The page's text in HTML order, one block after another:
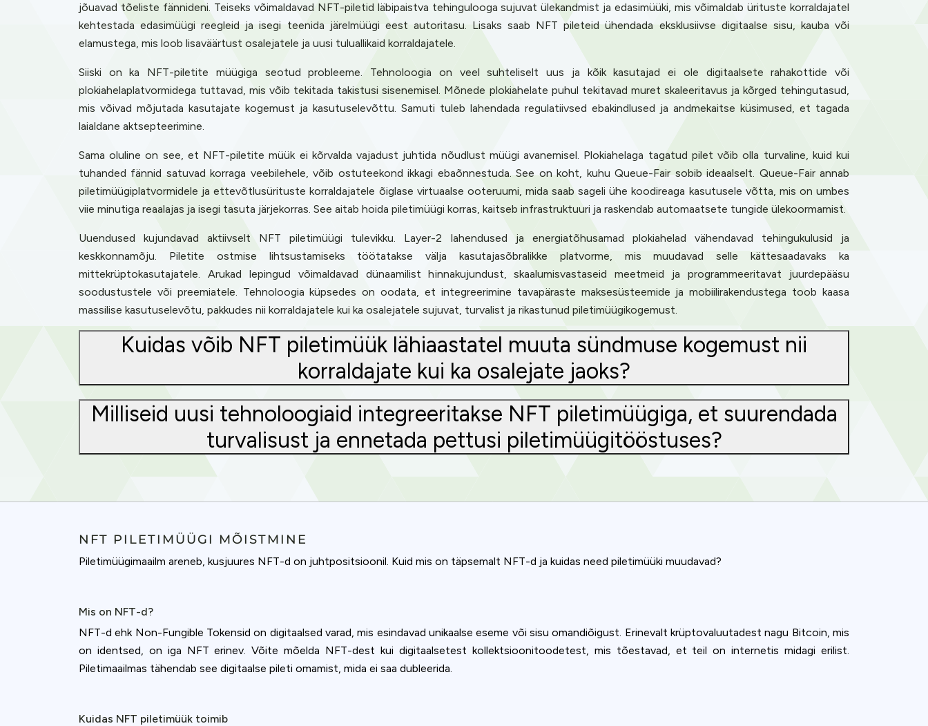
jõuavad tõeliste fännideni. Teiseks võimaldavad NFT-piletid läbipaistva tehingulooga sujuvat ülekandmist ja edasimüüki, mis võimaldab ürituste korraldajatel
kehtestada edasimüügi reegleid ja isegi teenida järelmüügi eest autoritasu. Lisaks saab NFT pileteid ühendada eksklusiivse digitaalse sisu, kauba või
elamustega, mis loob lisaväärtust osalejatele ja uusi tuluallikaid korraldajatele.
Siiski on ka NFT-piletite müügiga seotud probleeme. Tehnoloogia on veel suhteliselt uus ja kõik kasutajad ei ole digitaalsete rahakottide või
plokiahelaplatvormidega tuttavad, mis võib tekitada takistusi sisenemisel. Mõnede plokiahelate puhul tekitavad muret skaleeritavus ja kõrged tehingutasud,
mis võivad mõjutada kasutajate kogemust ja kasutuselevõttu. Samuti tuleb lahendada regulatiivsed ebakindlused ja andmekaitse küsimused, et tagada
laialdane aktsepteerimine.
Sama oluline on see, et NFT-piletite müük ei kõrvalda vajadust juhtida nõudlust müügi avanemisel. Plokiahelaga tagatud pilet võib olla turvaline, kuid kui
tuhanded fännid satuvad korraga veebilehele, võib ostuteekond ikkagi ebaõnnestuda. See on koht, kuhu Queue-Fair sobib ideaalselt. Queue-Fair annab
piletimüügiplatvormidele ja ettevõtlusürituste korraldajatele õiglase virtuaalse ooteruumi, mida saab sageli ühe koodireaga kasutusele võtta, mis on umbes
viie minutiga reaalajas ja isegi tasuta järjekorras. See aitab hoida piletimüügi korras, kaitseb infrastruktuuri ja raskendab automaatsete tungide ülekoormamist.
Uuendused kujundavad aktiivselt NFT piletimüügi tulevikku. Layer-2 lahendused ja energiatõhusamad plokiahelad vähendavad tehingukulusid ja
keskkonnamõju. Piletite ostmise lihtsustamiseks töötatakse välja kasutajasõbralikke platvorme, mis muudavad selle kättesaadavaks ka
mittekrüptokasutajatele. Arukad lepingud võimaldavad dünaamilist hinnakujundust, skaalumisvastaseid meetmeid ja programmeeritavat juurdepääsu
soodustustele või preemiatele. Tehnoloogia küpsedes on oodata, et integreerimine tavapäraste maksesüsteemide ja mobiilirakendustega toob kaasa
massilise kasutuselevõtu, pakkudes nii korraldajatele kui ka osalejatele sujuvat, turvalist ja rikastunud piletimüügikogemust.
Kuidas võib NFT piletimüük lähiaastatel muuta sündmuse kogemust nii
korraldajate kui ka osalejate jaoks?
Milliseid uusi tehnoloogiaid integreeritakse NFT piletimüügiga, et suurendada
turvalisust ja ennetada pettusi piletimüügitööstuses?
NFT PILETIMÜÜGI MÕISTMINE
Piletimüügimaailm areneb, kusjuures NFT-d on juhtpositsioonil. Kuid mis on täpsemalt NFT-d ja kuidas need piletimüüki muudavad?
Mis on NFT-d?
NFT-d ehk Non-Fungible Tokensid on digitaalsed varad, mis esindavad unikaalse eseme või sisu omandiõigust. Erinevalt krüptovaluutadest nagu Bitcoin, mis
on identsed, on iga NFT erinev. Võite mõelda NFT-dest kui digitaalsetest kollektsioonitoodetest, mis tõestavad, et teil on internetis midagi erilist.
Piletimaailmas tähendab see digitaalse pileti omamist, mida ei saa dubleerida.
Kuidas NFT piletimüük toimib